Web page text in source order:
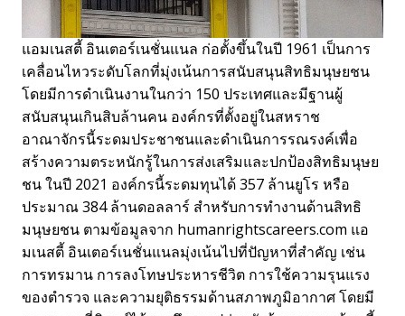
แอมเนสตี้ อินเตอร์เนชั่นแนล ก่อตั้งขึ้นในปี 1961 เป็นการ
เคลื่อนไหวระดับโลกที่มุ่งเน้นการสนับสนุนสิทธิมนุษยชน
โดยมีการดำเนินงานในกว่า 150 ประเทศและมีฐานผู้
สนับสนุนเกินสิบล้านคน องค์กรที่ตั้งอยู่ในสหราช
อาณาจักรนี้ระดมประชาชนและดำเนินการรณรงค์เพื่อ
สร้างความตระหนักรู้ในการส่งเสริมและปกป้องสิทธิมนุษย
ชน ในปี 2021 องค์กรนี้ระดมทุนได้ 357 ล้านยูโร หรือ
ประมาณ 384 ล้านดอลลาร์ สำหรับการทำงานด้านสิทธิ
มนุษยชน ตามข้อมูลจาก humanrightscareers.com แอ
มเนสตี้ อินเตอร์เนชั่นแนลมุ่งเน้นไปที่ปัญหาที่สำคัญ เช่น
การทรมาน การลงโทษประหารชีวิต การใช้ความรุนแรง
ของตำรวจ และความยุติธรรมด้านสภาพภูมิอากาศ โดยมี